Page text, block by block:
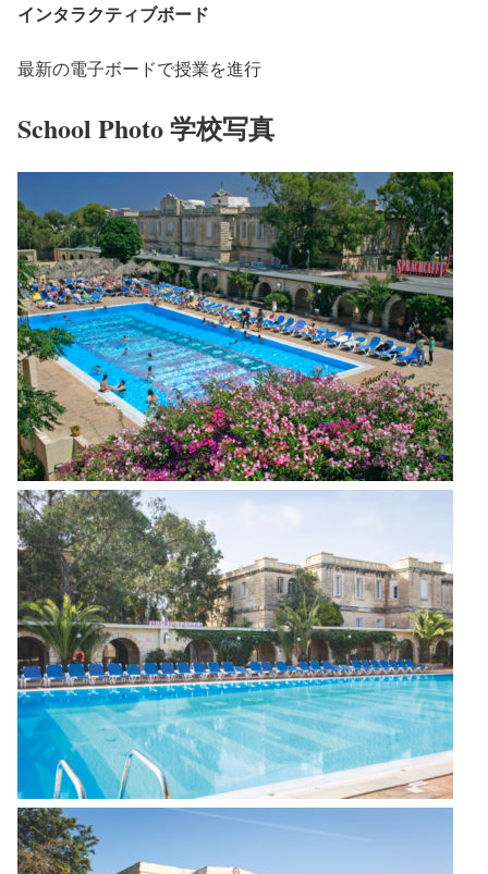
インタラクティブボード
最新の電子ボードで授業を進行
School Photo 学校写真